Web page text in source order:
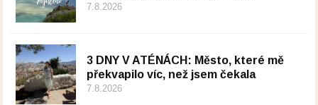
7.8.2026
3 DNY V ATÉNÁCH: Město, které mě
překvapilo víc, než jsem čekala
7.8.2026